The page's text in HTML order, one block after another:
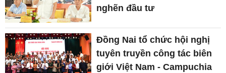
nghẽn đầu tư
Đồng Nai tổ chức hội nghị
tuyên truyền công tác biên
giới Việt Nam - Campuchia